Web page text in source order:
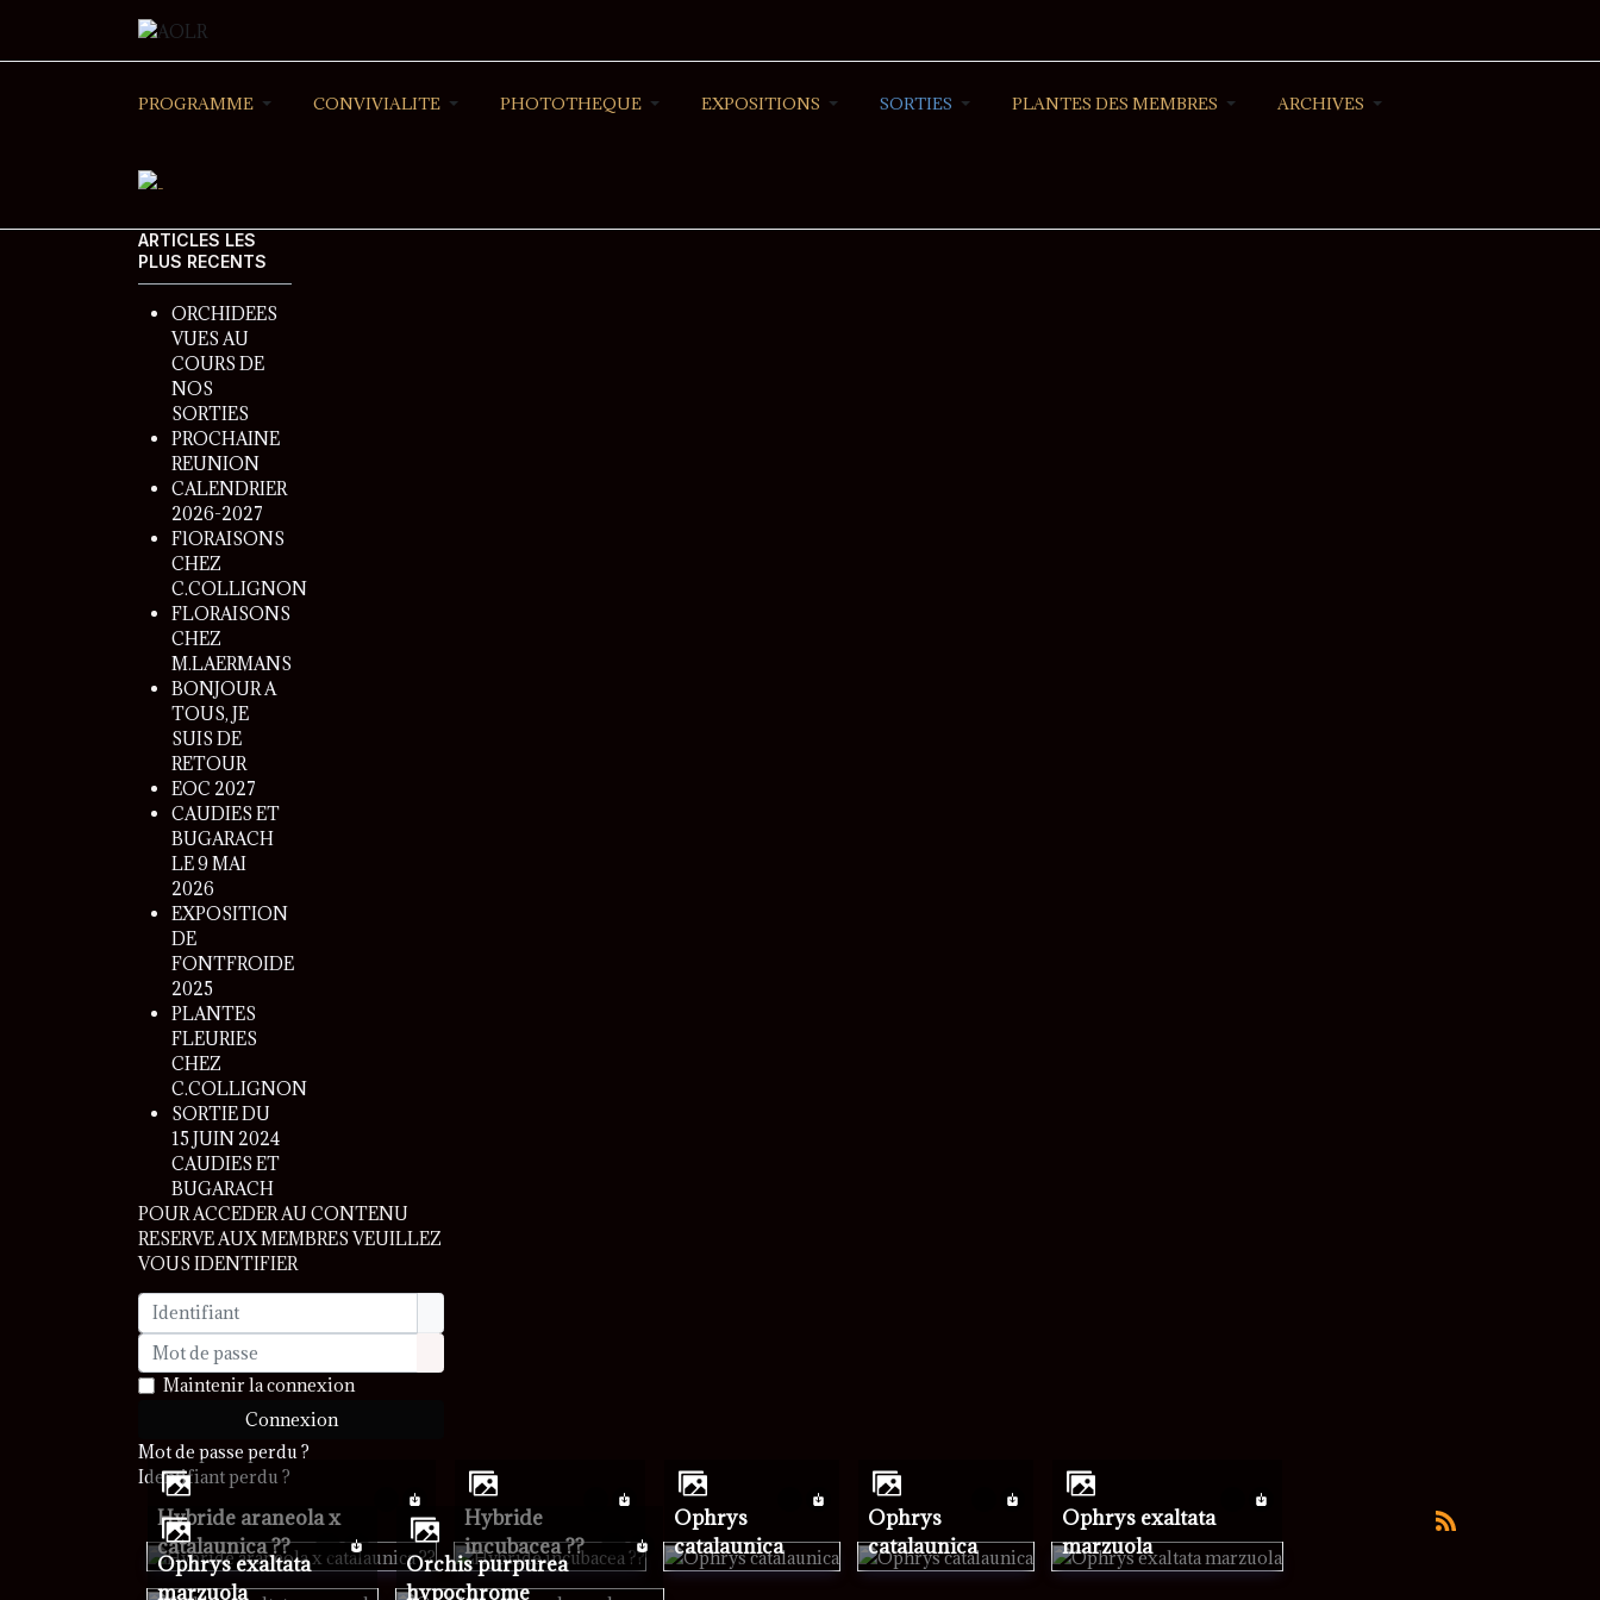
PROGRAMME CONVIVIALITE PHOTOTHEQUE EXPOSITIONS SORTIES PLANTES DES MEMBRES ARCHIVES
ARTICLES LES
PLUS RECENTS
ORCHIDEES
VUES AU
COURS DE
NOS
SORTIES
PROCHAINE
REUNION
CALENDRIER
2026-2027
FlORAISONS
CHEZ
C.COLLIGNON
FLORAISONS
CHEZ
M.LAERMANS
BONJOUR A
TOUS, JE
SUIS DE
RETOUR
EOC 2027
CAUDIES ET
BUGARACH
LE 9 MAI
2026
EXPOSITION
DE
FONTFROIDE
2025
PLANTES
FLEURIES
CHEZ
C.COLLIGNON
SORTIE DU
15 JUIN 2024
CAUDIES ET
BUGARACH
POUR ACCEDER AU CONTENU
RESERVE AUX MEMBRES VEUILLEZ
VOUS IDENTIFIER
Identifiant
Mot de passe
Afficher le mot de passe
Maintenir la connexion
Connexion
Mot de passe perdu ?
Identifiant perdu ?
Hybride araneola x
catalaunica ??
Hybride
incubacea ??
Ophrys
catalaunica
Ophrys
catalaunica
Ophrys exaltata
marzuola
Ophrys exaltata
marzuola
Orchis purpurea
hypochrome